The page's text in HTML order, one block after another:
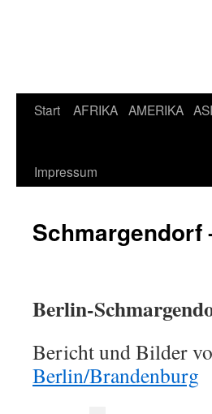
Start AFRIKA AMERIKA
Impressum
Schmargendorf
Berlin-
Bericht und Bilder
Berlin/Brandenburg